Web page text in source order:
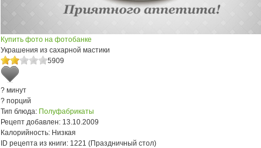
Купить фото на фотобанке
Украшения из сахарной мастики
5909
? минут
? порций
Тип блюда: Полуфабрикаты
Рецепт добавлен: 13.10.2009
Калорийность: Низкая
ID рецепта из книги: 1221 (Праздничный стол)